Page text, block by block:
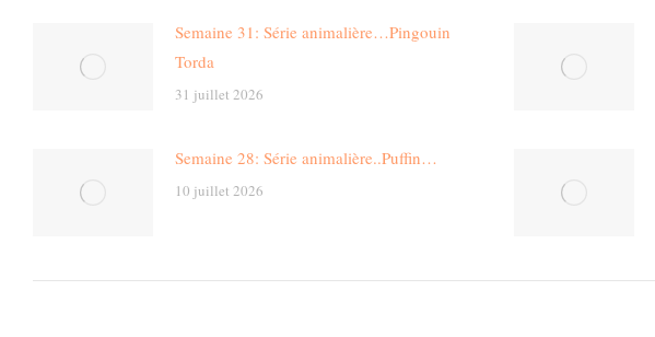
Semaine 31: Série animalière…Pingouin
Torda
31 juillet 2026
Semaine 28: Série animalière..Puffin…
10 juillet 2026